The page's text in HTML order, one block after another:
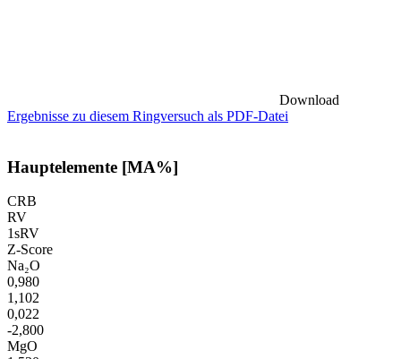
Download
Ergebnisse zu diesem Ringversuch als PDF-Datei
Hauptelemente [MA%]
CRB
RV
1sRV
Z-Score
Na₂O
0,980
1,102
0,022
-2,800
MgO